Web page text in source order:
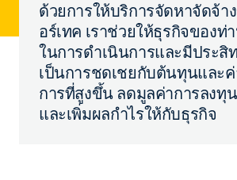
ด้วยการให้บริการจัดหาจัดจ้า
อร์เทค เราช่วยให้ธุรกิจของ
ในการดำเนินการและมีประสิ
เป็นการชดเชยกับต้นทุนและ
การที่สูงขึ้น ลดมูลค่าการลงทุ
และเพิ่มผลกำไรให้กับธุรกิจ